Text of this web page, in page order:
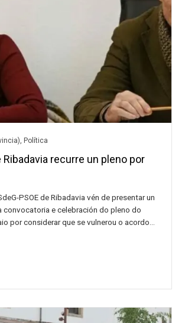
, Política
Ribadavia recurre un pleno por
PSOE de Ribadavia vén de presentar un
convocatoria e celebración do pleno do
por considerar que se vulnerou o acordo…